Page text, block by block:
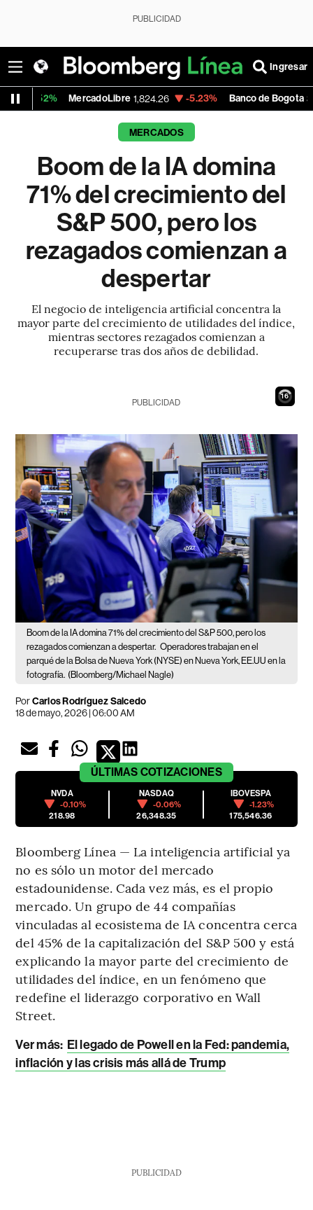
PUBLICIDAD
Ingresar
1,824.26 -5.23% Banco de Bogota 38,900.00
MERCADOS
Boom de la IA domina
71% del crecimiento del
S&P 500, pero los
rezagados comienzan a
despertar
El negocio de inteligencia artificial concentra la
mayor parte del crecimiento de utilidades del índice,
mientras sectores rezagados comienzan a
recuperarse tras dos años de debilidad.
14
PUBLICIDAD
Boom de la IA domina 71% del crecimiento del S&P 500, pero los
rezagados comienzan a despertar. Operadores trabajan en el
parqué de la Bolsa de Nueva York (NYSE) en Nueva York, EE.UU en la
fotografía. (Bloomberg/Michael Nagle)
PorCarlos Rodríguez Salcedo
18 de mayo, 2026 | 06:00 AM
ÚLTIMAS COTIZACIONES
NVDA
-0.10%
218.98
NASDAQ
-0.06%
26,348.35
IBOVESPA
-1.23%
175,546.36
Bloomberg Línea — La inteligencia artificial ya
no es sólo un motor del mercado
estadounidense. Cada vez más, es el propio
mercado. Un grupo de 44 compañías
vinculadas al ecosistema de IA concentra cerca
del 45% de la capitalización del S&P 500 y está
explicando la mayor parte del crecimiento de
utilidades del índice, en un fenómeno que
redefine el liderazgo corporativo en Wall
Street.
Ver más: El legado de Powell en la Fed: pandemia,
inflación y las crisis más allá de Trump
PUBLICIDAD